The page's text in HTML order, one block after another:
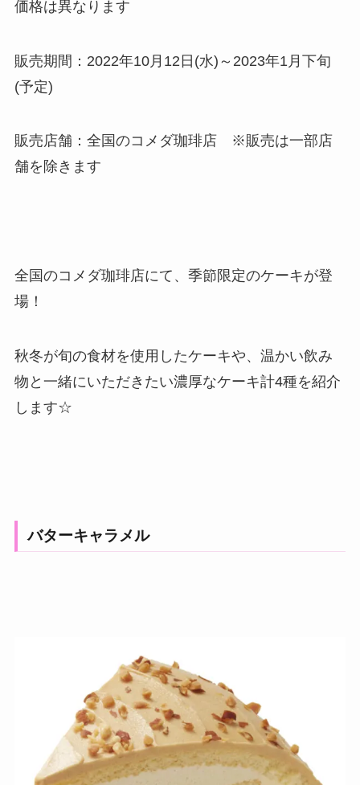
価格は異なります
販売期間：2022年10月12日(水)～2023年1月下旬
(予定)
販売店舗：全国のコメダ珈琲店 ※販売は一部店
舗を除きます
全国のコメダ珈琲店にて、季節限定のケーキが登
場！
秋冬が旬の食材を使用したケーキや、温かい飲み
物と一緒にいただきたい濃厚なケーキ計4種を紹介
します☆
バターキャラメル